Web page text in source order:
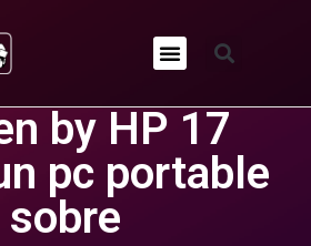
by HP 17
pc portable